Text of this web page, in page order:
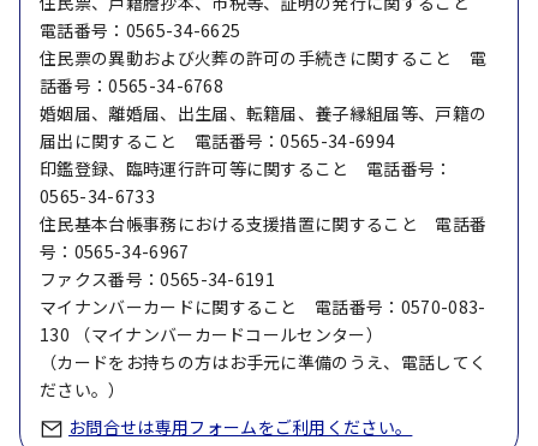
電話番号：0565-34-6625
住民票の異動および火葬の許可の手続きに関すること 電
話番号：0565-34-6768
婚姻届、離婚届、出生届、転籍届、養子縁組届等、戸籍の
届出に関すること 電話番号：0565-34-6994
印鑑登録、臨時運行許可等に関すること 電話番号：
0565-34-6733
住民基本台帳事務における支援措置に関すること 電話番
号：0565-34-6967
ファクス番号：0565-34-6191
マイナンバーカードに関すること 電話番号：0570-083-
130 （マイナンバーカードコールセンター）
（カードをお持ちの方はお手元に準備のうえ、電話してく
ださい。）
お問合せは専用フォームをご利用ください。